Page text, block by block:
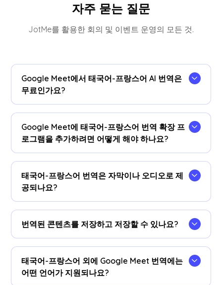
자주 묻는 질문
JotMe를 활용한 회의 및 이벤트 운영의 모든 것.
Google Meet에서 태국어-프랑스어 AI 번역은
무료인가요?
많은 번역 시간을 할애할 수 있습니다.
Google Meet에 태국어-프랑스어 번역 확장 프
로그램을 추가하려면 어떻게 해야 하나요?
본 설정을 지정하고, Google Meet에서 실시간 태국
어-프랑스어 AI 번역을 즉시 이용할 수 있습니다.
태국어-프랑스어 번역은 자막이나 오디오로 제
공되나요?
오 번역 옵션이 필요한 경우 당사에 문의하세요.
번역된 콘텐츠를 저장하고 저장할 수 있나요?
니다계기반 .또한 회의가 끝난 후 대시 보드의 즐겨
사용하는 문서 도구에 대화 내용 및 번역본을 복사
하여 붙여 넣을 수 있습니다.
태국어-프랑스어 외에 Google Meet 번역에는
어떤 언어가 지원되나요?